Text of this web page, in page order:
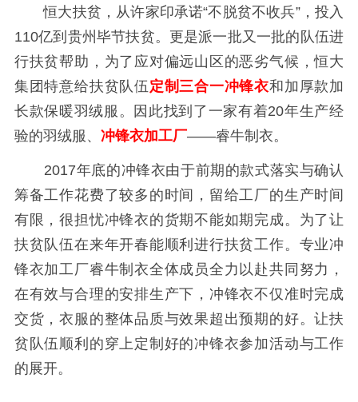
恒大扶贫，从许家印承诺“不脱贫不收兵”，投入
110亿到贵州毕节扶贫。更是派一批又一批的队伍进
行扶贫帮助，为了应对偏远山区的恶劣气候，恒大
集团特意给扶贫队伍 定制三合一冲锋衣和加厚款加
长款保暖羽绒服。因此找到了一家有着20年生产经
验的羽绒服、 冲锋衣加工厂——睿牛制衣。
2017年底的冲锋衣由于前期的款式落实与确认
筹备工作花费了较多的时间，留给工厂的生产时间
有限，很担忧冲锋衣的货期不能如期完成。为了让
扶贫队伍在来年开春能顺利进行扶贫工作。专业冲
锋衣加工厂睿牛制衣全体成员全力以赴共同努力，
在有效与合理的安排生产下，冲锋衣不仅准时完成
交货，衣服的整体品质与效果超出预期的好。让扶
贫队伍顺利的穿上定制好的冲锋衣参加活动与工作
的展开。